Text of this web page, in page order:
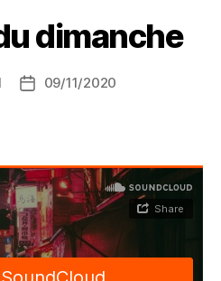
dimanche
Post09/11/2020